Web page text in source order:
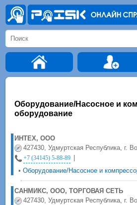
Оборудование/Насосное и
оборудование
ИНТЕХ, ООО
427430, Удмуртская Республика, г.
+7 (34145) 5-88-89 |
• Оборудование/Насосное и
САНМИКС, ООО, ТОРГОВАЯ СЕТЬ
427430, Удмуртская Республика, г.